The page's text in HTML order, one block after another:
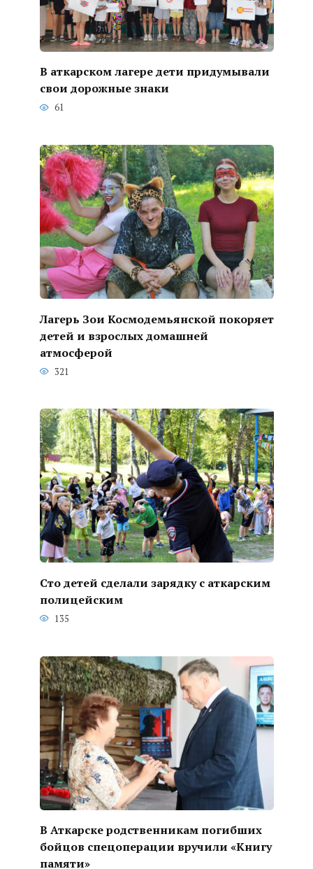
В аткарском лагере дети придумывали
свои дорожные знаки
61
Лагерь Зои Космодемьянской покоряет
детей и взрослых домашней
атмосферой
321
Сто детей сделали зарядку с аткарским
полицейским
135
В Аткарске родственникам погибших
бойцов спецоперации вручили «Книгу
памяти»